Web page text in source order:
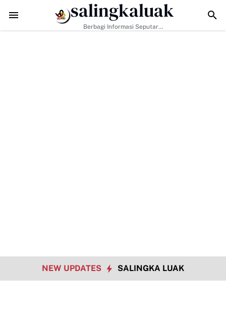
TMMD ke-129 Tak Hanya Bangun Jalan, Bekali Warga Buluh
salingkaluak
Berbagi Informasi Seputar
NEW UPDATES SALINGKA LUAK